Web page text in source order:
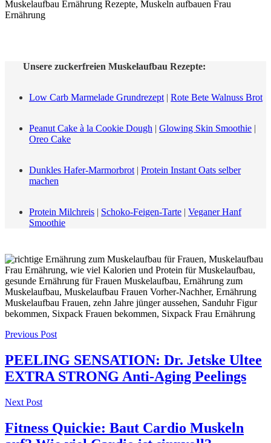
Unsere zuckerfreien Muskelaufbau Rezepte:
Low Carb Marmelade Grundrezept | Rote Bete Walnuss Brot
Peanut Cake à la Cookie Dough | Glowing Skin Smoothie |
Oreo Cake
Dunkles Hafer-Marmorbrot | Protein Instant Oats selber
machen
Protein Milchreis | Schoko-Feigen-Tarte | Veganer Hanf
Smoothie
Post
navigation
Previous Post
PEELING SENSATION: Dr. Jetske Ultee
EXTRA STRONG Anti-Aging Peelings
Next Post
Fitness Quickie: Baut Cardio Muskeln